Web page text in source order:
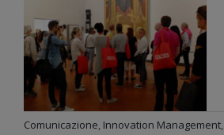
Comunicazione, Innovation Management,